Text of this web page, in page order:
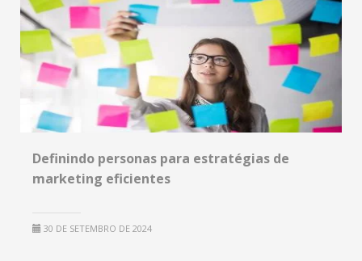
Definindo personas para estratégias de
marketing eficientes
30 DE SETEMBRO DE 2024